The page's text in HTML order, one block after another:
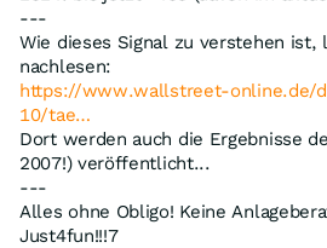
---
Wie dieses Signal zu verstehen ist,
nachlesen:
https://www.wallstreet-online.de/
10/tae…
Dort werden auch die Ergebnisse
2007!) veröffentlicht...
---
Alles ohne Obligo! Keine
Just4fun!!!7